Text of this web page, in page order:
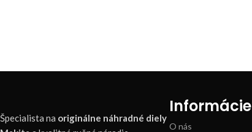
Špecialista na originálne náhradné diely
Informácie
O nás